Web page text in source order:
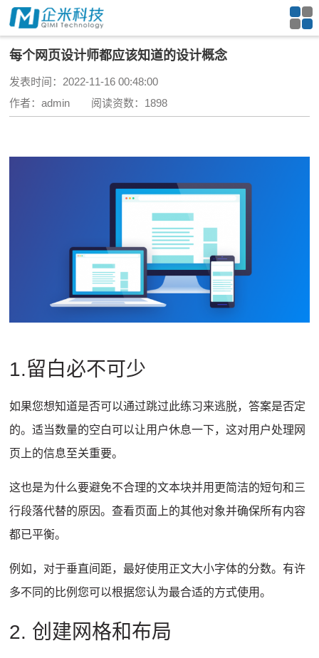
每个网页设计师都应该知道的设计概念
发表时间：2022-11-16 00:48:00
作者：admin 阅读资数：1898
1.留白必不可少
如果您想知道是否可以通过跳过此练习来逃脱，答案是否定
的。适当数量的空白可以让用户休息一下，这对用户处理网
页上的信息至关重要。
这也是为什么要避免不合理的文本块并用更简洁的短句和三
行段落代替的原因。查看页面上的其他对象并确保所有内容
都已平衡。
例如，对于垂直间距，最好使用正文大小字体的分数。有许
多不同的比例您可以根据您认为最合适的方式使用。
2. 创建网格和布局